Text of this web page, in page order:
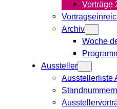
Vorträge
Archiv
Woche
Aussteller
Ausstellerliste